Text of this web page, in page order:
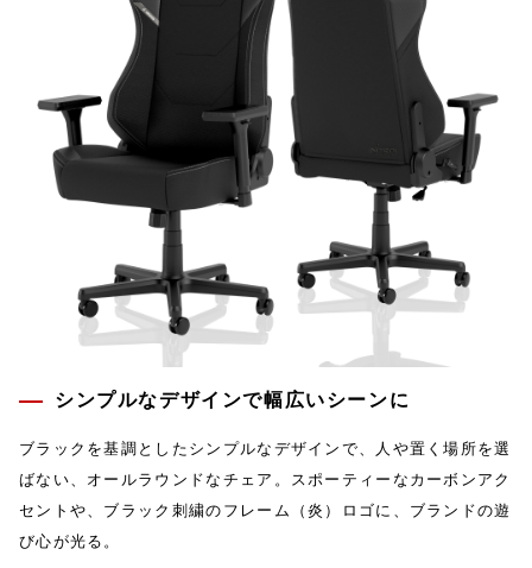
シンプルなデザインで幅広いシーンに
ブラックを基調としたシンプルなデザインで、人や置く場所を選
ばない、オールラウンドなチェア。スポーティーなカーボンアク
セントや、ブラック刺繍のフレーム（炎）ロゴに、ブランドの遊
び心が光る。